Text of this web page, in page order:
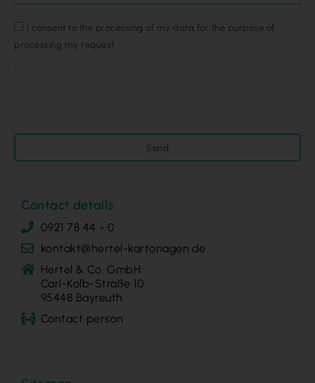
I consent to the processing of my data for the purpose of
processing my request.
Send
Contact details
0921 78 44 - 0
kontakt@hertel-kartonagen.de
Hertel & Co. GmbH
Carl-Kolb-Straße 10
95448 Bayreuth
Contact person